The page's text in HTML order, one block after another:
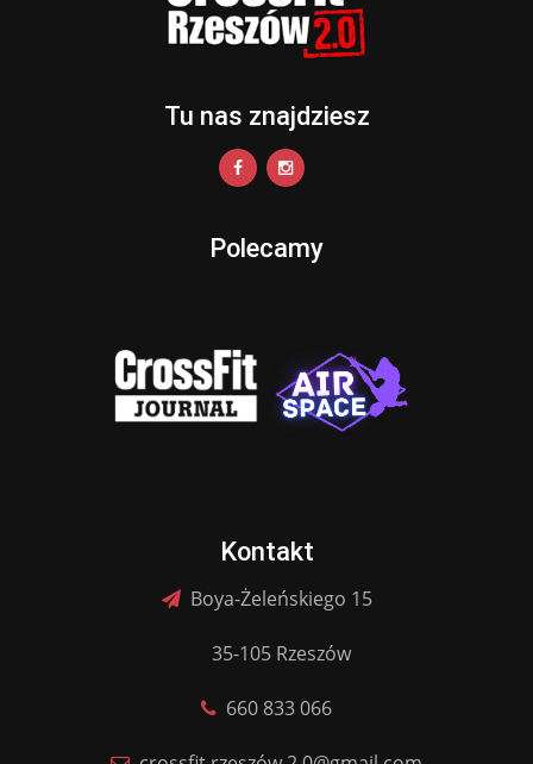
Tu nas znajdziesz
Polecamy
Kontakt
Boya-Żeleńskiego 15
35-105 Rzeszów
660 833 066